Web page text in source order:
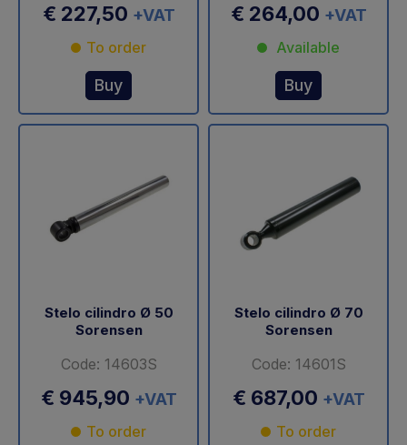
€ 227,50 +VAT
To order
Buy
€ 264,00 +VAT
Available
Buy
Stelo cilindro Ø 50
Sorensen
Code: 14603S
€ 945,90 +VAT
To order
Stelo cilindro Ø 70
Sorensen
Code: 14601S
€ 687,00 +VAT
To order